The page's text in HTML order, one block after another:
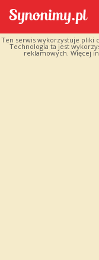
Ten serwis wykorzystuje pliki
Technologia ta jest
reklamowych. Więcej